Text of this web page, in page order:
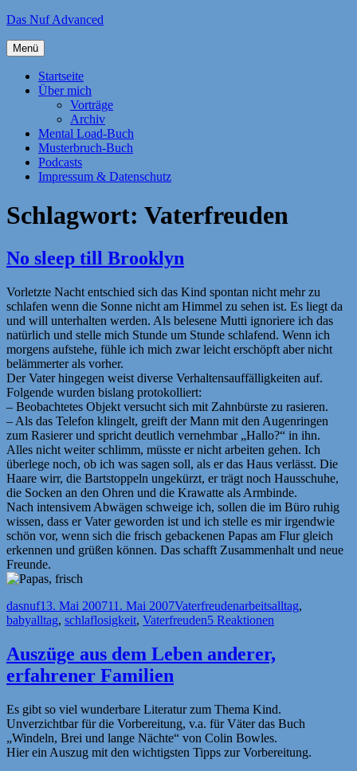
Zum
springen
Das Nuf Advanced
Menü
Startseite
Über mich
Vorträge
Archiv
Mental Load-Buch
Musterbruch-Buch
Podcasts
Impressum & Datenschutz
Schlagwort: Vaterfreuden
No sleep till Brooklyn
Vorletzte Nacht entschied sich das Kind spontan nicht mehr zu
schlafen wenn die Sonne nicht am Himmel zu sehen ist. Es liegt da
und will unterhalten werden. Als belesene Mutti ignoriere ich das
natürlich und stelle mich Stunde um Stunde schlafend. Wenn ich
morgens aufstehe, fühle ich mich zwar leicht erschöpft aber nicht
belämmerter als vorher.
Der Vater hingegen weist diverse Verhaltensauffälligkeiten auf.
Folgende wurden bislang protokolliert:
– Beobachtetes Objekt versucht sich mit Zahnbürste zu rasieren.
– Als das Telefon klingelt, greift der Mann mit den Augenringen
zum Rasierer und spricht deutlich vernehmbar „Hallo?“ in ihn.
Alles nicht weiter schlimm, müsste er nicht arbeiten gehen. Ich
überlege noch, ob ich was sagen soll, als er das Haus verlässt. Die
Haare wirr, die Bartstoppeln ungekürzt, er trägt noch Hausschuhe,
die Socken an den Ohren und die Krawatte als Armbinde.
Nach intensivem Abwägen schweige ich, sollen die im Büro ruhig
wissen, dass er Vater geworden ist und ich stelle es mir irgendwie
schön vor, wenn sich die frisch gebackenen Papas am Flur gleich
erkennen und grüßen können. Das schafft Zusammenhalt und neue
Freunde.
Autor
dasnufVeröffentlicht
am
13. Mai 200711. Mai 2007Kategorien
VaterfreudenSchlagwörter
arbeitsalltag,
babyalltag, schlaflosigkeit, Vaterfreuden5 Reaktionen
Auszüge aus dem Leben anderer,
erfahrener Familien
Es gibt so viel wunderbare Literatur zum Thema Kind.
Unverzichtbar für die Vorbereitung, v.a. für Väter das Buch
„Windeln, Brei und lange Nächte“ von Colin Bowles.
Hier ein Auszug mit den wichtigsten Tipps zur Vorbereitung.